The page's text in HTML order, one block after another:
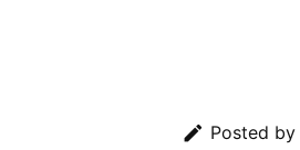
 Posted by